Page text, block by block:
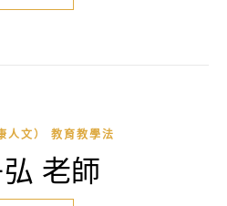
人文） 教育教學法
老師